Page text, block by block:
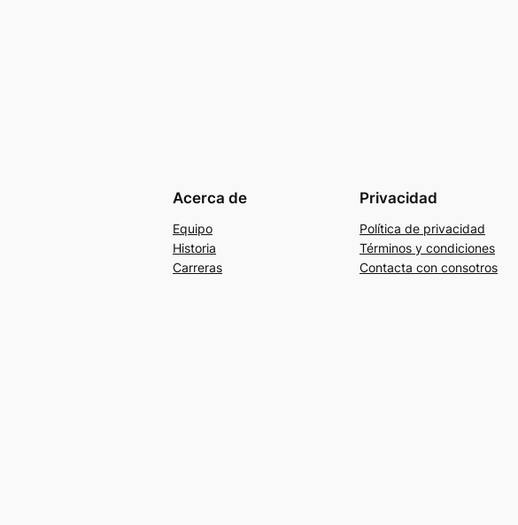
Acerca de
Equipo
Historia
Carreras
Privacidad
Política de privacidad
Términos y condiciones
Contacta con consotros